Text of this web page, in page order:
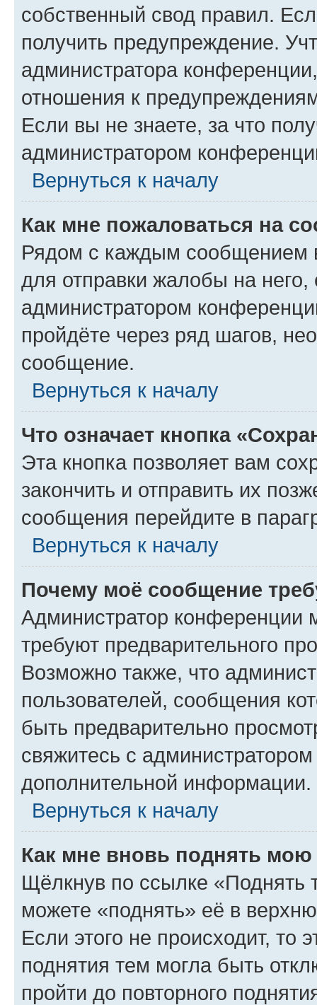
собственный свод правил.
получить предупреждение.
администратора
отношения к
Если вы не знаете, за что
администратором
Вернуться к началу
Как мне пожаловаться на
Рядом с каждым сообщением
для отправки жалобы на
администратором
пройдёте через ряд шагов,
сообщение.
Вернуться к началу
Что означает кнопка
Эта кнопка позволяет вам
закончить и отправить их
сообщения перейдите в
Вернуться к началу
Почему моё сообщение
Администратор конференции
требуют предварительного
Возможно также, что
пользователей, сообщения
быть предварительно
свяжитесь с
дополнительной информации.
Вернуться к началу
Как мне вновь поднять мою
Щёлкнув по ссылке «Поднять
можете «поднять» её в
Если этого не происходит, то
поднятия тем могла быть
пройти до повторного